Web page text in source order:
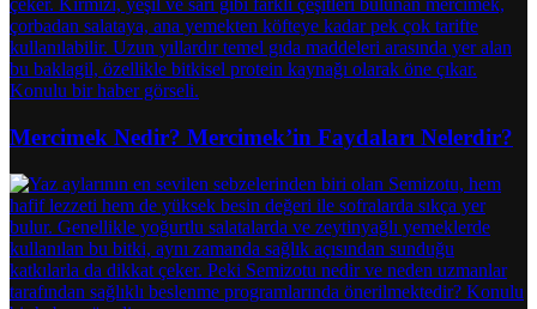
Mercimek Nedir? Mercimek’in Faydaları Nelerdir?